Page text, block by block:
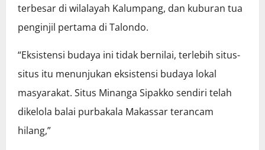
terbesar di wilalayah Kalumpang, dan kuburan tua
penginjil pertama di Talondo.
“Eksistensi budaya ini tidak bernilai, terlebih situs-
situs itu menunjukan eksistensi budaya lokal
masyarakat. Situs Minanga Sipakko sendiri telah
dikelola balai purbakala Makassar terancam
hilang,”